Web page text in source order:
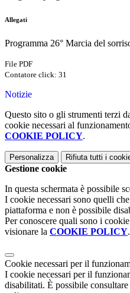
Allegati
Programma 26° Marcia del
File PDF
Contatore click: 31
Notizie
Questo sito o gli strumenti terzi
cookie necessari al
COOKIE POLICY.
Personalizza Rifiuta tutti i
Gestione cookie
In questa schermata è possibile
I cookie necessari sono quelli
piattaforma e non è possibile
Per conoscere quali sono i
visionare la COOKIE POLICY.
Cookie necessari per il
I cookie necessari per il
disabilitati. È possibile